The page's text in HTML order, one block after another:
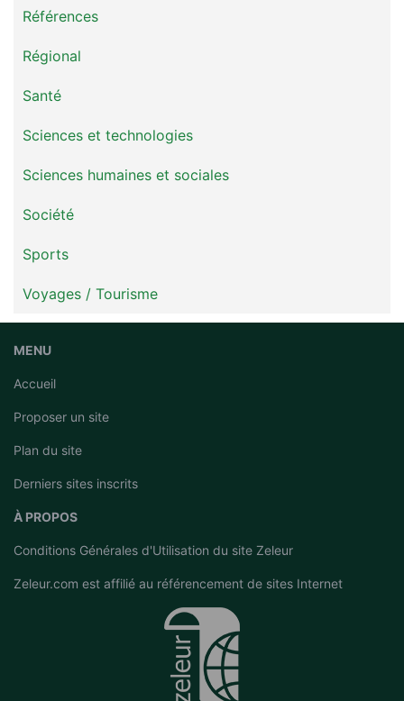
Références
Régional
Santé
Sciences et technologies
Sciences humaines et sociales
Société
Sports
Voyages / Tourisme
MENU
Accueil
Proposer un site
Plan du site
Derniers sites inscrits
À PROPOS
Conditions Générales d'Utilisation du site Zeleur
Zeleur.com est affilié au référencement de sites Internet